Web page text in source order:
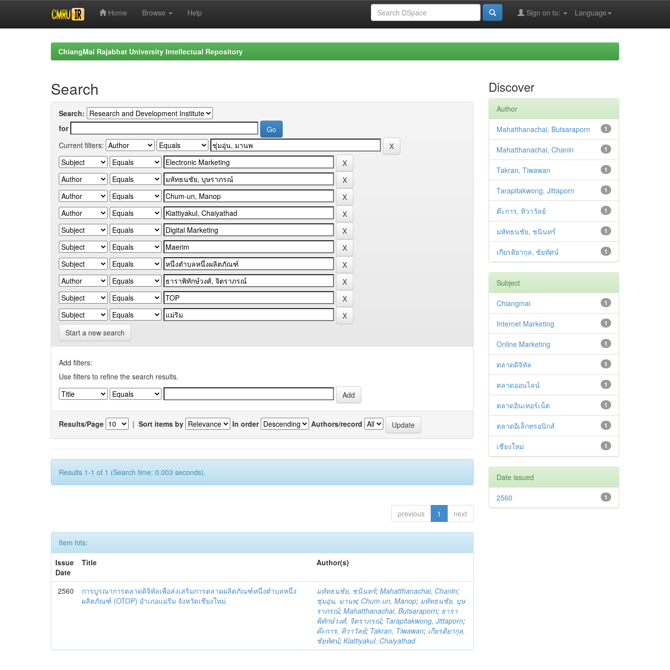
Home Browse Help Language
Sign on to:
ChiangMai Rajabhat University Intellectual Repository
Search
Search:
for
Current filters:
Start a new search
Add filters:
Use filters to refine the search results.
Results/Page | Sort items by In order Authors/record
Results 1-1 of 1 (Search time: 0.003 seconds).
previous 1 next
Item hits:
Issue
Date
Title Author(s)
2560
การบูรณาการตลาดดิจิทัลเพื่อส่งเสริมการตลาดผลิตภัณฑ์หนึ่งตำบลหนึ่ง
ผลิตภัณฑ์ (OTOP) อำเภอแม่ริม จังหวัดเชียงใหม่
มหัทธนชัย, ชนินทร์;Mahatthanachai, Chanin;
ชุ่มอุ่น, มานพ; Chum-un, Manop; มหัทธนชัย, บุษ
ราภรณ์;Mahatthanachai, Butsaraporn; ธารา
พิทักษ์วงศ์, จิตราภรณ์; Tarapitakwong, Jittaporn;
ต๊ะการ, ทิวาวัลย์; Takran, Tiwawan; เกียรติยากุล,
ชัยทัศน์;Kiattiyakul, Chaiyathad
Discover
Author
1
Mahatthanachai, Butsaraporn
1
Mahatthanachai, Chanin
1
Takran, Tiwawan
1
Tarapitakwong, Jittaporn
1
ต๊ะการ, ทิวาวัลย์
1
มหัทธนชัย, ชนินทร์
1
เกียรติยากุล, ชัยทัศน์
Subject
1
Chiangmai
1
Internet Marketing
1
Online Marketing
1
ตลาดดิจิทัล
1
ตลาดออนไลน์
1
ตลาดอินเทอร์เน็ต
1
ตลาดอิเล็กทรอนิกส์
1
เชียงใหม่
Date issued
1
2560